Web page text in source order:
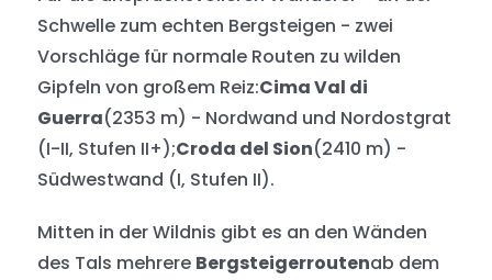
Schwelle zum echten Bergsteigen - zwei
Vorschläge für normale Routen zu wilden
Gipfeln von großem Reiz:Cima Val di
Guerra(2353 m) - Nordwand und Nordostgrat
(I-II, Stufen II+);Croda del Sion(2410 m) -
Südwestwand (I, Stufen II).
Mitten in der Wildnis gibt es an den Wänden
des Tals mehrere Bergsteigerroutenab dem